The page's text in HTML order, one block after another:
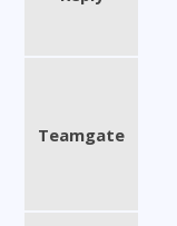
Teamgate